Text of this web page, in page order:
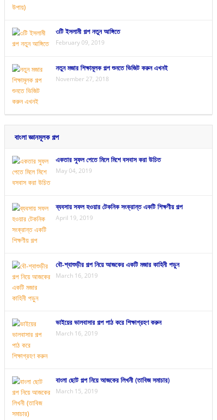
৩টি ইসলামী গল্প নতুন আঙ্গিতে
February 09, 2019
নতুন মজার শিক্ষামূলক গল্প শুনতে ভিজিট করুন এখনই
November 27, 2018
বাংলা জ্ঞানমূলক গল্প
একতার সুফল পেতে মিলে মিশে বসবাস করা উচিত
May 04, 2019
ব্যবসায় সফল হওয়ার টেকনিক সংক্রান্ত একটি শিক্ষণীয় গল্প
April 19, 2019
বৌ-শ্বাশুড়ীর গল্প নিয়ে আজকের একটি মজার কাহিনী পড়ুন
March 16, 2019
ভাইয়ের ভালবাসার গল্প পাঠ করে শিক্ষাগ্রহণ করুন
March 16, 2019
বাংলা ছোট গল্প নিয়ে আজকের লিখনী (তাবিজ সমাচার)
March 15, 2019